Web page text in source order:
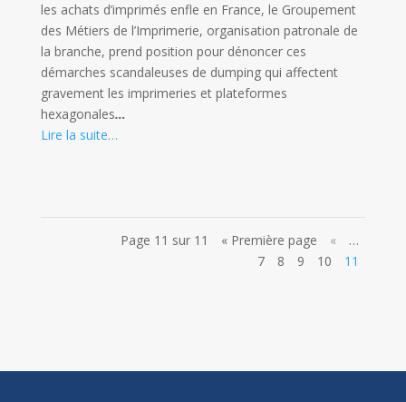
les achats d’imprimés enfle en France, le Groupement
des Métiers de l’Imprimerie, organisation patronale de
la branche, prend position pour dénoncer ces
démarches scandaleuses de dumping qui affectent
gravement les imprimeries et plateformes
hexagonales…
Lire la suite…
Page 11 sur 11 « Première page «
…
7
8 9 10 11